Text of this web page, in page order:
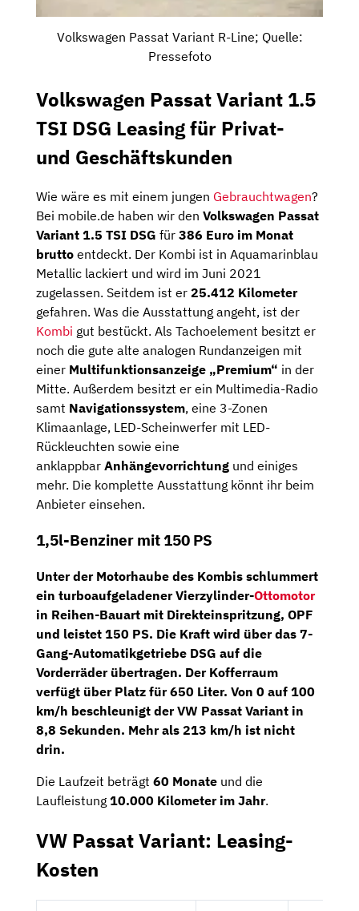
Volkswagen Passat Variant R-Line; Quelle:
Pressefoto
Volkswagen Passat Variant 1.5
TSI DSG Leasing für Privat-
und Geschäftskunden
Wie wäre es mit einem jungen Gebrauchtwagen?
Bei mobile.de haben wir den Volkswagen Passat
Variant 1.5 TSI DSG für 386 Euro im Monat
brutto entdeckt. Der Kombi ist in Aquamarinblau
Metallic lackiert und wird im Juni 2021
zugelassen. Seitdem ist er 25.412 Kilometer
gefahren. Was die Ausstattung angeht, ist der
Kombi gut bestückt. Als Tachoelement besitzt er
noch die gute alte analogen Rundanzeigen mit
einer Multifunktionsanzeige „Premium“ in der
Mitte. Außerdem besitzt er ein Multimedia-Radio
samt Navigationssystem, eine 3-Zonen
Klimaanlage, LED-Scheinwerfer mit LED-
Rückleuchten sowie eine
anklappbar Anhängevorrichtung und einiges
mehr. Die komplette Ausstattung könnt ihr beim
Anbieter einsehen.
1,5l-Benziner mit 150 PS
Unter der Motorhaube des Kombis schlummert
ein turboaufgeladenerVierzylinder-Ottomotor
in Reihen-Bauart mit Direkteinspritzung, OPF
und leistet 150 PS. Die Kraft wird über das 7-
Gang-Automatikgetriebe DSG auf die
Vorderräder übertragen. Der Kofferraum
verfügt über Platz für 650 Liter. Von 0 auf 100
km/h beschleunigt der VW Passat Variant in
8,8 Sekunden. Mehr als 213 km/h ist nicht
drin.
Die Laufzeit beträgt 60 Monate und die
Laufleistung 10.000 Kilometer im Jahr.
VW Passat Variant: Leasing-
Kosten